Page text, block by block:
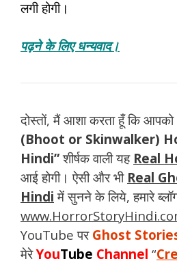
लगी होगी।
पढ़ने के लिए धन्यवाद।
दोस्तों, मैं आशा करता हूँ कि आपको
(Bhoot or Skinwalker)
Hindi” शीर्षक वाली यह Real
आई होगी। ऐसी और भी Real
Hindi में सुनने के लिये, हमारे
YouTube पर Ghost
मेरेYouTube Channel “